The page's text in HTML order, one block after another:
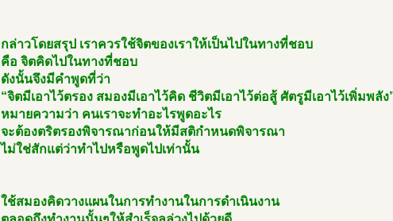
กล่าวโดยสรุป เราควรใช้จิตของเราให้เป็นไปในทางที่ชอบ
คือ จิตคิดไปในทางที่ชอบ
ดังนั้นจึงมีคำพูดที่ว่า
“จิตมีเอาไว้ตรอง สมองมีเอาไว้คิด ชีวิตมีเอาไว้ต่อสู้ ศัตรูมีเอาไว้เพิ่มพลัง
หมายความว่า คนเราจะทำอะไรพูดอะไร
จะต้องตริตรองพิจารณาก่อนให้มีสติกำหนดพิจารณา
ไม่ใช่สักแต่ว่าทำไปหรือพูดไปเท่านั้น
ใช้สมองคิดวางแผนในการทำงานในการดำเนินงาน